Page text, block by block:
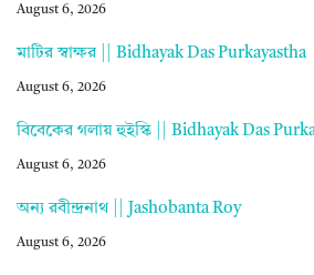
August 6, 2026
মাটির স্বাক্ষর || Bidhayak Das Purkayastha
August 6, 2026
বিবেকের গলায় হুইস্কি || Bidhayak Das
August 6, 2026
অন্য রবীন্দ্রনাথ || Jashobanta Roy
August 6, 2026